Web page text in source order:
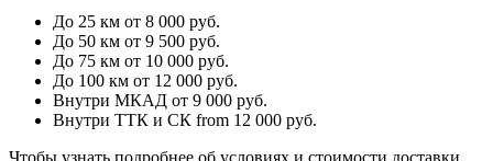
До 25 км от 8 000 руб.
До 50 км от 9 500 руб.
До 75 км от 10 000 руб.
До 100 км от 12 000 руб.
Внутри МКАД от 9 000 руб.
Внутри ТТК и СК from 12 000 руб.
Чтобы узнать подробнее об условиях и стоимости доставки